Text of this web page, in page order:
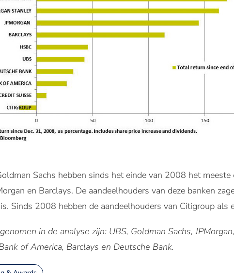
Sachs hebben sinds het einde van 2008 het
en Barclays. De aandeelhouders van deze banken
Sinds 2008 hebben de aandeelhouders van Citigroup als
in de analyse zijn: UBS, Goldman Sachs,
of America, Barclays en Deutsche Bank.